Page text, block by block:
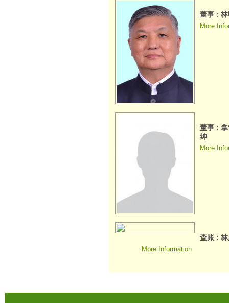
董事 :
More
董事 :
绅
More
查账 :
More Information